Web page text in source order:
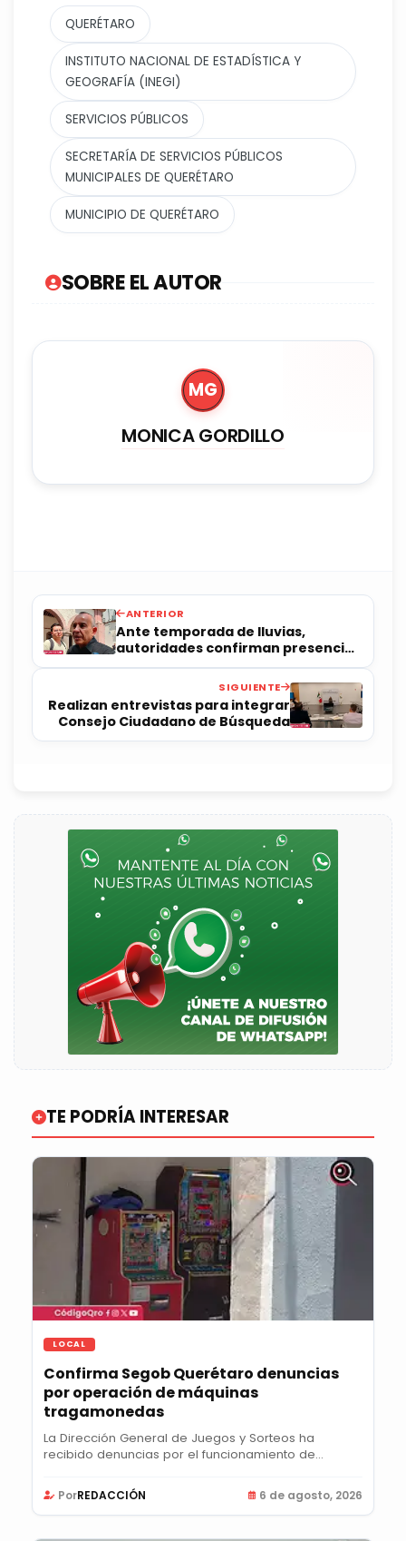
QUERÉTARO
INSTITUTO NACIONAL DE ESTADÍSTICA Y
GEOGRAFÍA (INEGI)
SERVICIOS PÚBLICOS
SECRETARÍA DE SERVICIOS PÚBLICOS
MUNICIPALES DE QUERÉTARO
MUNICIPIO DE QUERÉTARO
SOBRE EL AUTOR
MG
MONICA GORDILLO
ANTERIOR
Ante temporada de lluvias,
autoridades confirman presencia
permanente
SIGUIENTE
Realizan entrevistas para integrar
Consejo Ciudadano de Búsqueda
TE PODRÍA INTERESAR
LOCAL
Confirma Segob Querétaro denuncias
por operación de máquinas
tragamonedas
La Dirección General de Juegos y Sorteos ha
recibido denuncias por el funcionamiento de
PorREDACCIÓN 6 de agosto, 2026